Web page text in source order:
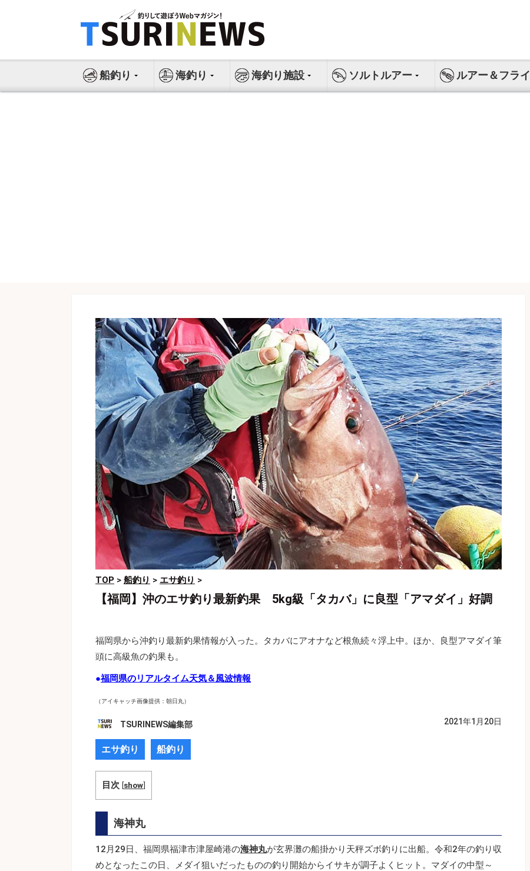
ス
船釣り 海釣り 海釣り施設 ソルトルアー ルアー＆フライ
TOP > 船釣り > エサ釣り >
【福岡】沖のエサ釣り最新釣果 5kg級「タカバ」に良型「アマダイ」好調
福岡県から沖釣り最新釣果情報が入った。タカバにアオナなど根魚続々浮上中。ほか、良型アマダイ筆
頭に高級魚の釣果も。
●福岡県のリアルタイム天気＆風波情報
（アイキャッチ画像提供：朝日丸）
TSURINEWS編集部 2021年1月20日
エサ釣り 船釣り
目次 [show]
海神丸
12月29日、福岡県福津市津屋崎港の海神丸が玄界灘の船掛かり天秤ズボ釣りに出船。令和2年の釣り収
めとなったこの日、メダイ狙いだったものの釣り開始からイサキが調子よくヒット。マダイの中型～